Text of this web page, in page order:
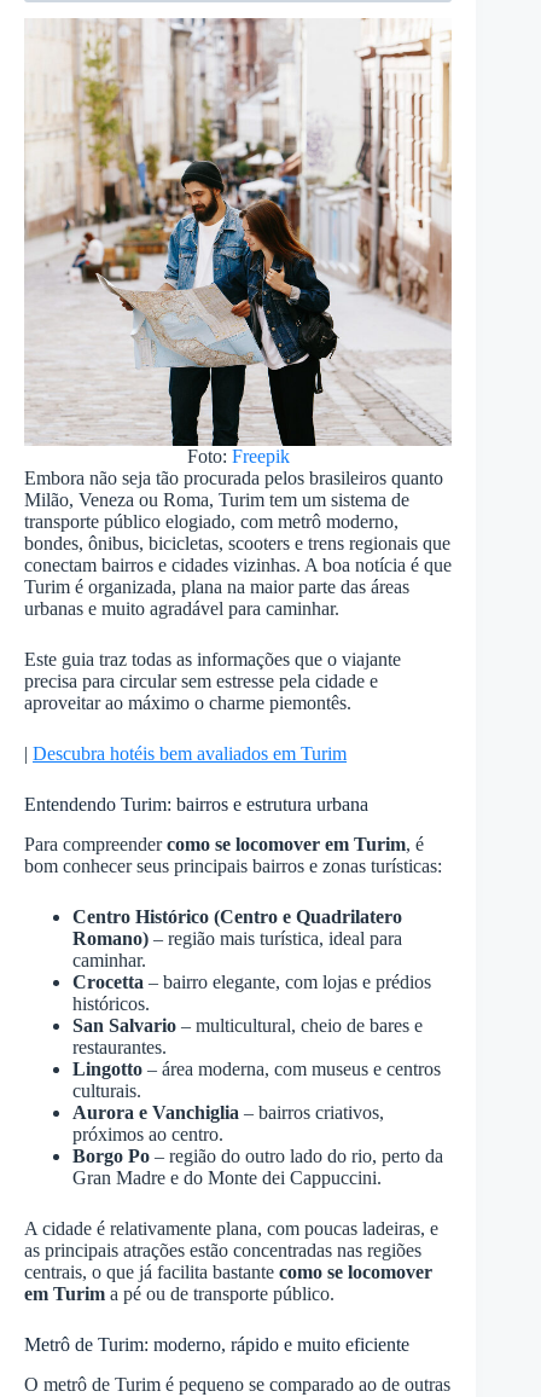
Foto: Freepik
Embora não seja tão procurada pelos brasileiros quanto
Milão, Veneza ou Roma, Turim tem um sistema de
transporte público elogiado, com metrô moderno,
bondes, ônibus, bicicletas, scooters e trens regionais que
conectam bairros e cidades vizinhas. A boa notícia é que
Turim é organizada, plana na maior parte das áreas
urbanas e muito agradável para caminhar.
Este guia traz todas as informações que o viajante
precisa para circular sem estresse pela cidade e
aproveitar ao máximo o charme piemontês.
| Descubra hotéis bem avaliados em Turim
Entendendo Turim: bairros e estrutura urbana
Para compreendercomo se locomover em Turim, é
bom conhecer seus principais bairros e zonas turísticas:
Centro Histórico (Centro e Quadrilatero
Romano) – região mais turística, ideal para
caminhar.
Crocetta – bairro elegante, com lojas e prédios
históricos.
San Salvario – multicultural, cheio de bares e
restaurantes.
Lingotto – área moderna, com museus e centros
culturais.
Aurora e Vanchiglia – bairros criativos,
próximos ao centro.
Borgo Po – região do outro lado do rio, perto da
Gran Madre e do Monte dei Cappuccini.
A cidade é relativamente plana, com poucas ladeiras, e
as principais atrações estão concentradas nas regiões
centrais, o que já facilita bastante como se locomover
em Turim a pé ou de transporte público.
Metrô de Turim: moderno, rápido e muito eficiente
O metrô de Turim é pequeno se comparado ao de outras